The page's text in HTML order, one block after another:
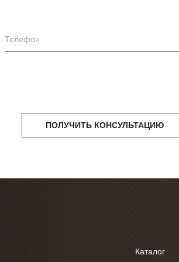
ПОЛУЧИТЬ КОНСУЛЬТАЦИЮ
Каталог